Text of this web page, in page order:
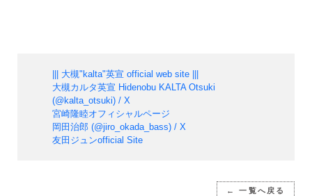
||| 大槻"kalta"英宣 official web site |||
大槻カルタ英宣 Hidenobu KALTA Otsuki
(@kalta_otsuki) / X
宮崎隆睦オフィシャルページ
岡田治郎 (@jiro_okada_bass) / X
友田ジュンofficial Site
← 一覧へ戻る